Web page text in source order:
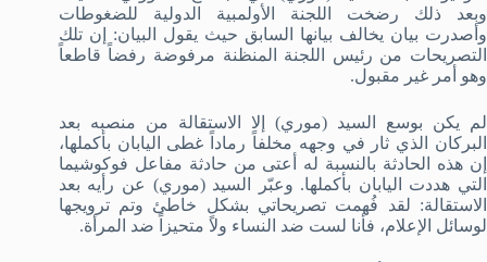
وبعد ذلك رضخت اللجنة الأولمبية الدولية للضغوطات
وأصدرت بيان يخالف بيانها السابق حيث يقول البيان: إن تلك
التصريحات من رئيس اللجنة المنظنة مرفوضة رفضاً قاطعاً
وهو أمر غير مقبول.
لم يكن بوسع السيد (موري) إلا الاستقالة من منصبه بعد
البركان الذي ثار في وجهه مخلفاً رماداً غطى اليابان بأكملها،
إن هذه الحادثة بالنسبة له أعتى من حادثة مفاعل فوكوشيما
التي هددت اليابان بأكملها. وعبّر السيد (موري) عن رأيه بعد
الاستقالة: لقد فُهمت تصريحاتي بشكلٍ خاطئ وتم ترويجها
لوسائل الإعلام، فأنا لست ضد النساء ولا متحيزاً ضد المرأة.